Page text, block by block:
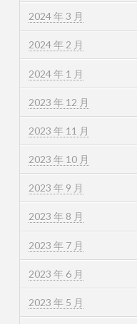
2024 年 3 月
2024 年 2 月
2024 年 1 月
2023 年 12 月
2023 年 11 月
2023 年 10 月
2023 年 9 月
2023 年 8 月
2023 年 7 月
2023 年 6 月
2023 年 5 月